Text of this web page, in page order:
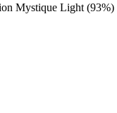
Mystique Light (93%)